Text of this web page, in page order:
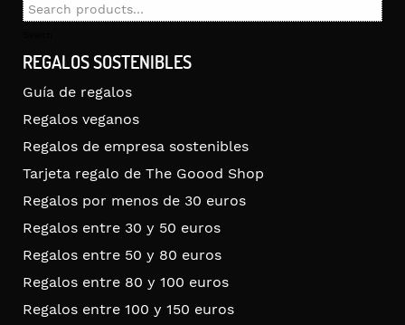
Search
REGALOS SOSTENIBLES
Guía de regalos
Regalos veganos
Regalos de empresa sostenibles
Tarjeta regalo de The Goood Shop
Regalos por menos de 30 euros
Regalos entre 30 y 50 euros
Regalos entre 50 y 80 euros
Regalos entre 80 y 100 euros
Regalos entre 100 y 150 euros